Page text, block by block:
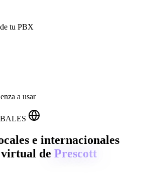
tu PBX
a usar
e internacionales
de Prescott